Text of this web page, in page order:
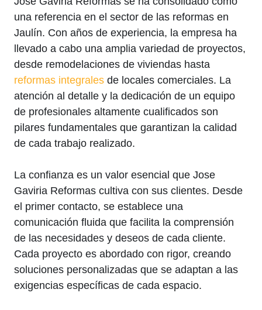
una referencia en el sector de las reformas en
Jaulín. Con años de experiencia, la empresa ha
llevado a cabo una amplia variedad de proyectos,
desde remodelaciones de viviendas hasta
reformas integrales de locales comerciales. La
atención al detalle y la dedicación de un equipo
de profesionales altamente cualificados son
pilares fundamentales que garantizan la calidad
de cada trabajo realizado.
La confianza es un valor esencial que Jose
Gaviria Reformas cultiva con sus clientes. Desde
el primer contacto, se establece una
comunicación fluida que facilita la comprensión
de las necesidades y deseos de cada cliente.
Cada proyecto es abordado con rigor, creando
soluciones personalizadas que se adaptan a las
exigencias específicas de cada espacio.